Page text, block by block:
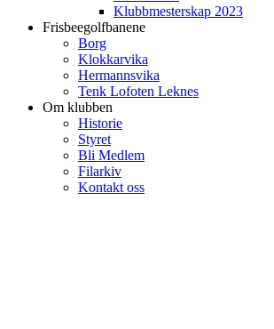
Klubbmesterskap 2023
Frisbeegolfbanene
Borg
Klokkarvika
Hermannsvika
Tenk Lofoten Leknes
Om klubben
Historie
Styret
Bli Medlem
Filarkiv
Kontakt oss